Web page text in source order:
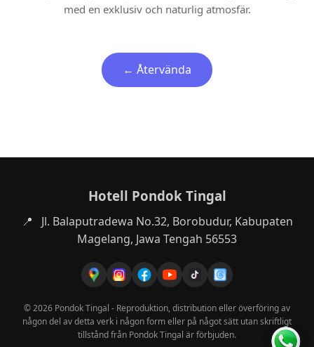
med en exklusiv och naturlig atmosfär.
← Återvända
Hotell Pondok Tingal
📍
Jl. Balaputradewa No.32, Borobudur, Kabupaten
Magelang, Jawa Tengah 56553
© 2026 Pondok Tingal - Reproduktion, distribution eller överföring av
någon del av detta verk i någon form eller på något sätt utan skriftligt
tillstånd från Pondok Tingal är förbjuden.